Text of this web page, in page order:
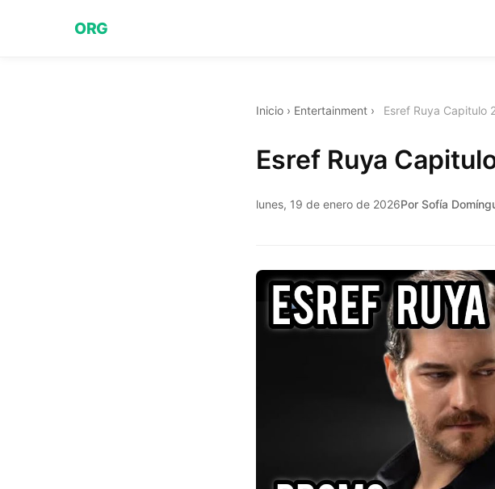
ORG
Inicio › Entertainment › Esref Ruya Capitulo
Esref Ruya
lunes, 19 de enero de 2026Por Sofía